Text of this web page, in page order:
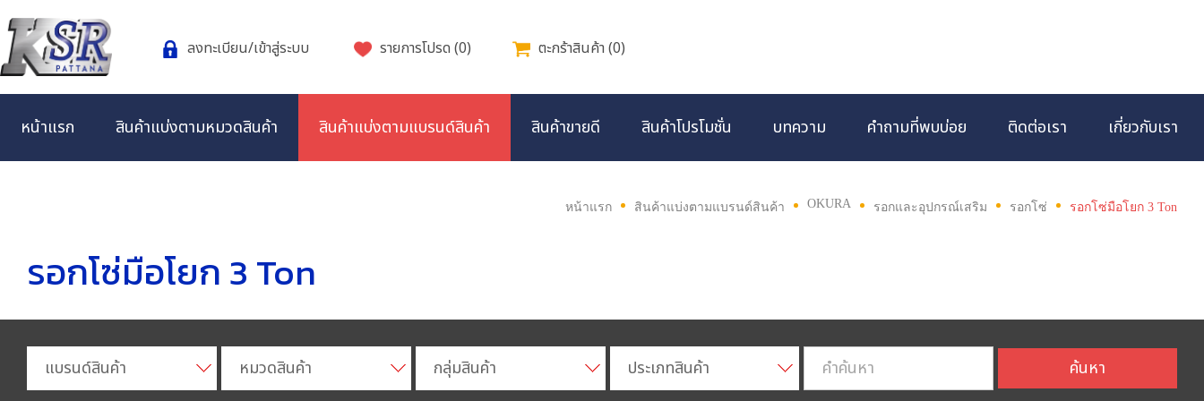
ลงทะเบียน/เข้าสู่ระบบ รายการโปรด (0) ตะกร้าสินค้า (0)
หน้าแรก สินค้าแบ่งตามหมวดสินค้า สินค้าแบ่งตามแบรนด์สินค้า สินค้าขายดี สินค้าโปรโมชั่น บทความ คำถามที่พบบ่อย ติดต่อเรา เกี่ยวกับเรา
หน้าแรก สินค้าแบ่งตามแบรนด์สินค้า OKURA รอกและอุปกรณ์เสริม รอกโซ่ รอกโซ่มือโยก 3 Ton
รอกโซ่มือโยก 3 Ton
แบรนด์สินค้า หมวดสินค้า กลุ่มสินค้า ประเภทสินค้า ค้นหา